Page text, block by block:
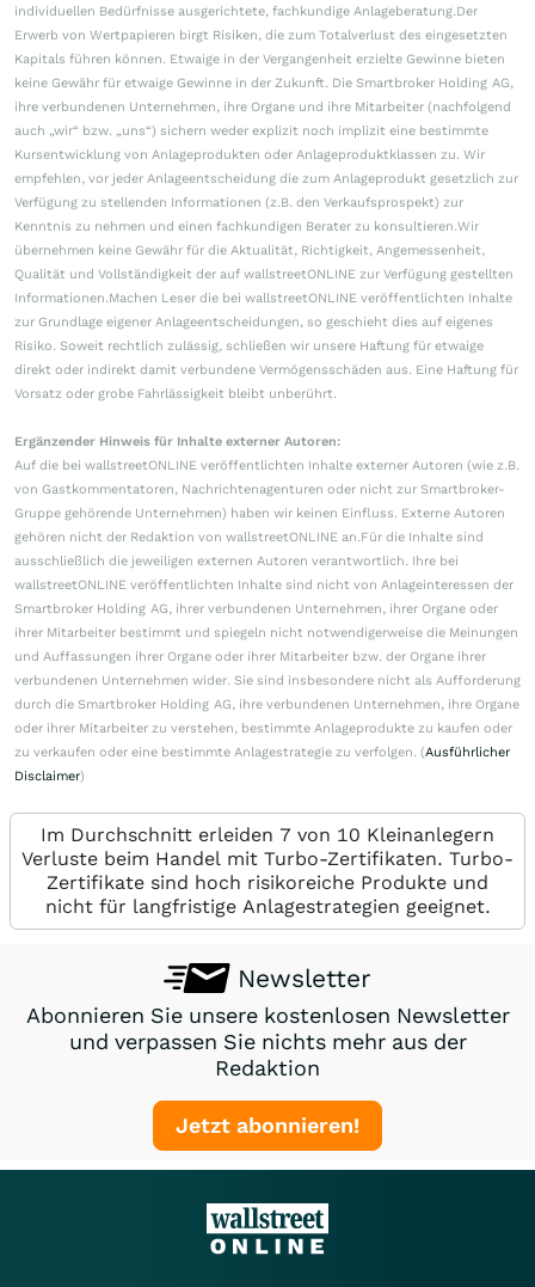
individuellen Bedürfnisse ausgerichtete, fachkundige Anlageberatung.Der
Erwerb von Wertpapieren birgt Risiken, die zum Totalverlust des eingesetzten
Kapitals führen können. Etwaige in der Vergangenheit erzielte Gewinne bieten
keine Gewähr für etwaige Gewinne in der Zukunft. Die Smartbroker Holding AG,
ihre verbundenen Unternehmen, ihre Organe und ihre Mitarbeiter (nachfolgend
auch „wir“ bzw. „uns“) sichern weder explizit noch implizit eine bestimmte
Kursentwicklung von Anlageprodukten oder Anlageproduktklassen zu. Wir
empfehlen, vor jeder Anlageentscheidung die zum Anlageprodukt gesetzlich zur
Verfügung zu stellenden Informationen (z.B. den Verkaufsprospekt) zur
Kenntnis zu nehmen und einen fachkundigen Berater zu konsultieren.Wir
übernehmen keine Gewähr für die Aktualität, Richtigkeit, Angemessenheit,
Qualität und Vollständigkeit der auf wallstreetONLINE zur Verfügung gestellten
Informationen.Machen Leser die bei wallstreetONLINE veröffentlichten Inhalte
zur Grundlage eigener Anlageentscheidungen, so geschieht dies auf eigenes
Risiko. Soweit rechtlich zulässig, schließen wir unsere Haftung für etwaige
direkt oder indirekt damit verbundene Vermögensschäden aus. Eine Haftung für
Vorsatz oder grobe Fahrlässigkeit bleibt unberührt.
Ergänzender Hinweis für Inhalte externer Autoren:
Auf die bei wallstreetONLINE veröffentlichten Inhalte externer Autoren (wie z.B.
von Gastkommentatoren, Nachrichtenagenturen oder nicht zur Smartbroker-
Gruppe gehörende Unternehmen) haben wir keinen Einfluss. Externe Autoren
gehören nicht der Redaktion von wallstreetONLINE an.Für die Inhalte sind
ausschließlich die jeweiligen externen Autoren verantwortlich. Ihre bei
wallstreetONLINE veröffentlichten Inhalte sind nicht von Anlageinteressen der
Smartbroker Holding AG, ihrer verbundenen Unternehmen, ihrer Organe oder
ihrer Mitarbeiter bestimmt und spiegeln nicht notwendigerweise die Meinungen
und Auffassungen ihrer Organe oder ihrer Mitarbeiter bzw. der Organe ihrer
verbundenen Unternehmen wider. Sie sind insbesondere nicht als Aufforderung
durch die Smartbroker Holding AG, ihre verbundenen Unternehmen, ihre Organe
oder ihrer Mitarbeiter zu verstehen, bestimmte Anlageprodukte zu kaufen oder
zu verkaufen oder eine bestimmte Anlagestrategie zu verfolgen. (Ausführlicher
Disclaimer)
Im Durchschnitt erleiden 7 von 10 Kleinanlegern
Verluste beim Handel mit Turbo-Zertifikaten. Turbo-
Zertifikate sind hoch risikoreiche Produkte und
nicht für langfristige Anlagestrategien geeignet.
Newsletter
Abonnieren Sie unsere kostenlosen Newsletter
und verpassen Sie nichts mehr aus der
Redaktion
Jetzt abonnieren!